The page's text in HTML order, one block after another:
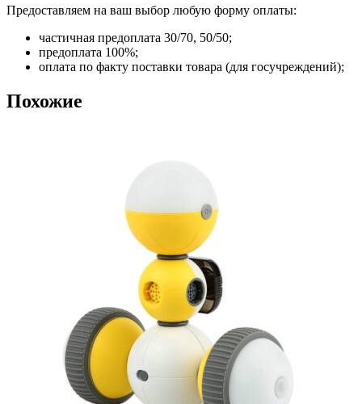
Предоставляем на ваш выбор любую форму оплаты:
частичная предоплата 30/70, 50/50;
предоплата 100%;
оплата по факту поставки товара (для госучреждений);
Похожие